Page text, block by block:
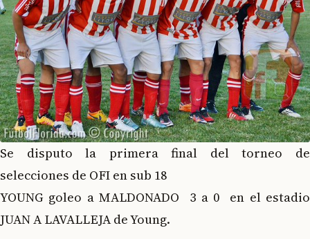
Se disputo la primera final del torneo de
selecciones de OFI en sub 18
YOUNG goleo a MALDONADO 3 a 0 en el estadio
JUAN A LAVALLEJA de Young.